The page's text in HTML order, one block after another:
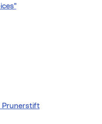
Prunerstift